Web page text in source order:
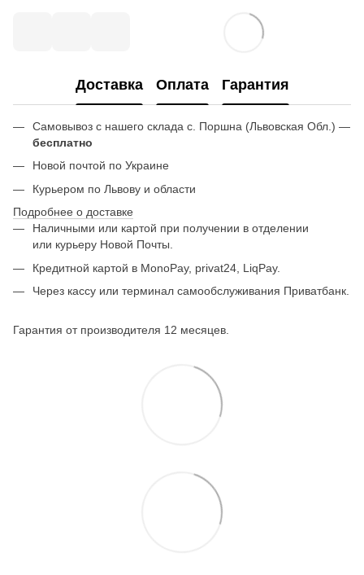
Доставка Оплата Гарантия
Самовывоз с нашего склада с. Поршна (Львовская Обл.) —
бесплатно
Новой почтой по Украине
Курьером по Львову и области
Подробнее о доставке
Наличными или картой при получении в отделении
или курьеру Новой Почты.
Кредитной картой в MonoPay, privat24, LiqPay.
Через кассу или терминал самообслуживания Приватбанк.
Гарантия от производителя 12 месяцев.